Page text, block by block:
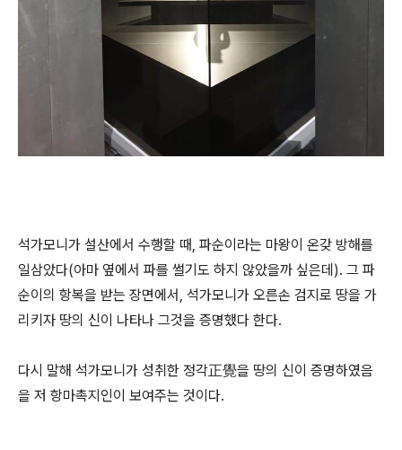
석가모니가 설산에서 수행할 때, 파순이라는 마왕이 온갖 방해를
일삼았다(아마 옆에서 파를 썰기도 하지 않았을까 싶은데). 그 파
순이의 항복을 받는 장면에서, 석가모니가 오른손 검지로 땅을 가
리키자 땅의 신이 나타나 그것을 증명했다 한다.
다시 말해 석가모니가 성취한 정각正覺을 땅의 신이 증명하였음
을 저 항마촉지인이 보여주는 것이다.